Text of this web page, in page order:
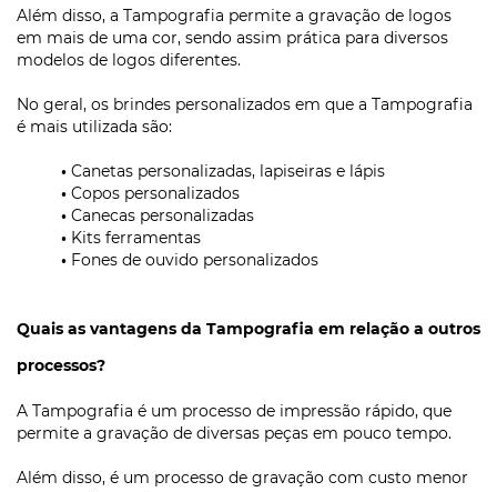
Além disso, a Tampografia permite a gravação de logos
em mais de uma cor, sendo assim prática para diversos
modelos de logos diferentes.
No geral, os brindes personalizados em que a Tampografia
é mais utilizada são:
• Canetas personalizadas, lapiseiras e lápis
• Copos personalizados
• Canecas personalizadas
• Kits ferramentas
• Fones de ouvido personalizados
Quais as vantagens da Tampografia em relação a outros
processos?
A Tampografia é um processo de impressão rápido, que
permite a gravação de diversas peças em pouco tempo.
Além disso, é um processo de gravação com custo menor